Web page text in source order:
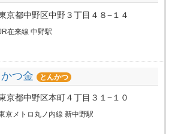
京都中野区中野３丁目４８−１４
在来線 中野駅
かつ金 とんかつ
京都中野区本町４丁目３１−１０
京メトロ丸ノ内線 新中野駅